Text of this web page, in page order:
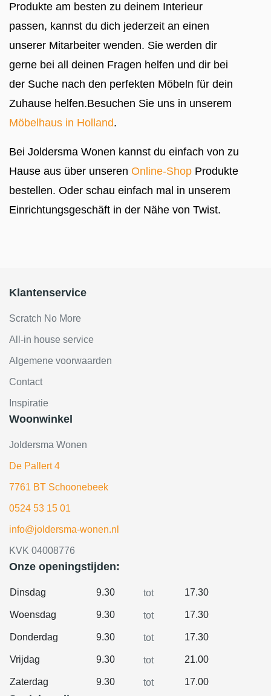
Produkte am besten zu deinem Interieur
passen, kannst du dich jederzeit an einen
unserer Mitarbeiter wenden. Sie werden dir
gerne bei all deinen Fragen helfen und dir bei
der Suche nach den perfekten Möbeln für dein
Zuhause helfen.Besuchen Sie uns in unserem
Möbelhaus in Holland.
Bei Joldersma Wonen kannst du einfach von zu
Hause aus über unseren Online-Shop Produkte
bestellen. Oder schau einfach mal in unserem
Einrichtungsgeschäft in der Nähe von Twist.
Klantenservice
Scratch No More
All-in house service
Algemene voorwaarden
Contact
Inspiratie
Woonwinkel
Joldersma Wonen
De Pallert 4
7761 BT Schoonebeek
0524 53 15 01
info@joldersma-wonen.nl
KVK 04008776
Onze openingstijden:
Dinsdag 9.30 tot 17.30
Woensdag 9.30 tot 17.30
Donderdag 9.30 tot 17.30
Vrijdag 9.30 tot 21.00
Zaterdag 9.30 tot 17.00